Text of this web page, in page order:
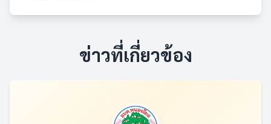
ข่าวที่เกี่ยวข้อง